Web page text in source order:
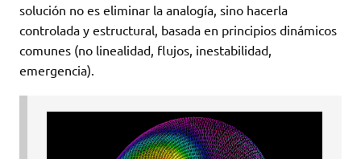
solución no es eliminar la analogía, sino hacerla
controlada y estructural, basada en principios dinámicos
comunes (no linealidad, flujos, inestabilidad,
emergencia).